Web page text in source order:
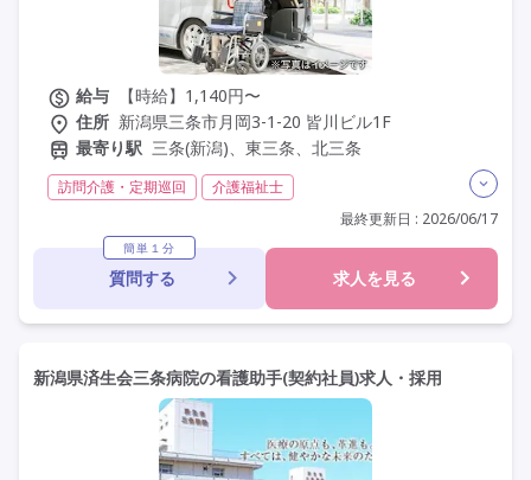
給与
【時給】1,140円〜
住所 新潟県三条市月岡3-1-20 皆川ビル1F
最寄り駅 三条(新潟)、東三条、北三条
訪問介護・定期巡回
介護福祉士
初任者研修(ヘルパー2級)
学歴不問 未経験歓迎
定年60歳以上
定年65歳以上
車通勤可
最終更新日 : 2026/06/17
簡単１分
質問する 求人を見る
新潟県済生会三条病院の看護助手(契約社員)求人・採用